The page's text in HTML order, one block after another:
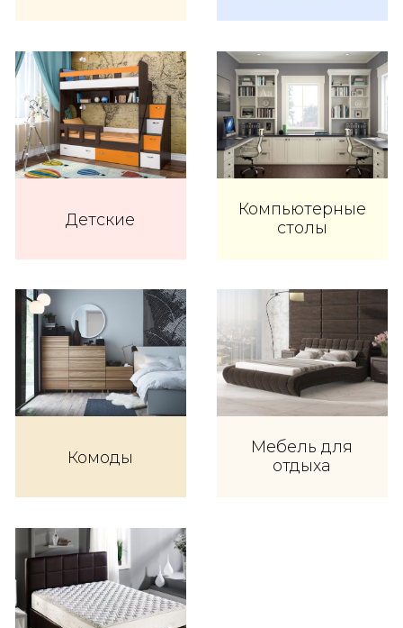
Детские
Компьютерные
столы
Комоды
Мебель для
отдыха